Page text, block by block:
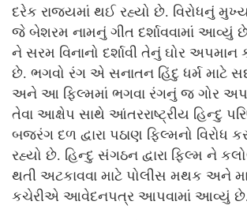
દરેક રાજ્યમાં થઈ રહ્યો છે. વિરોધનું
જે બેશરમ નામનું ગીત દર્શાવવામાં આવ્યું
ને સરમ વિનાનો દર્શાવી તેનું ઘોર
છે. ભગવો રંગ એ સનાતન હિંદુ ધર્મ માટે
અને આ ફિલ્મમાં ભગવા રંગનું જ ગોર
તેવા આક્ષેપ સાથે આંતરરાષ્ટ્રીય હિન્દુ
બજરંગ દળ દ્વારા પઠાણ ફિલ્મનો વિરોધ
રહ્યો છે. હિન્દુ સંગઠન દ્વારા ફિલ્મ ને
થતી અટકાવવા માટે પોલીસ મથક અને
કચેરીએ આવેદનપત્ર આપવામાં આવ્યું